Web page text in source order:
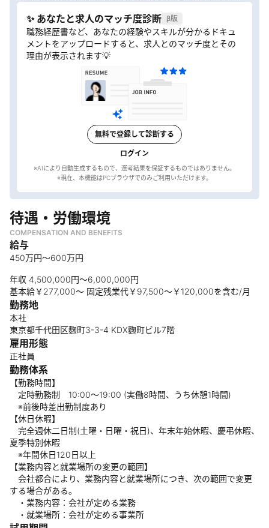
✨ あなたと求人のマッチ度診断 β版
職務経歴書など、あなたの経験やスキルが分かるドキュ
メントをアップロードすると、求人とのマッチ度とその
理由が表示されます💡
無料で登録して診断する
ログイン
※AIにより自動生成するもので、選考結果を保証するものではありません。
待遇・労働環境
COMPENSATION AND BENEFITS
給与
450万円～600万円
年収 4,500,000円～6,000,000円
基本給￥277,000～ 固定残業代￥97,500～￥120,000を含む/月
勤務地
本社
東京都千代田区麴町3-3-4 KDX麴町ビル7階
雇用形態
正社員
勤務体系
【勤務時間】
定時勤務制 10:00～19:00 (実働8時間、うち休憩1時間)
※前後時差出勤制度あり
【休日休暇】
完全週休二日制(土曜・日曜・祝日)、年末年始休暇、慶弔休暇、
夏季特別休暇
※年間休日120日以上
【業務内容と就業場所の変更の範囲】
会社都合により、業務内容と就業場所につき、次の範囲で変更
する場合がある。
・業務内容：会社が定める業務
・就業場所：会社が定める事業所